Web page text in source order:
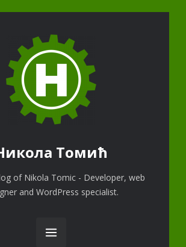
Томић
of Nikola Tomic - Developer, web
and WordPress specialist.